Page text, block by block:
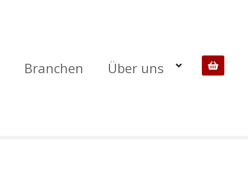
Branchen Über uns